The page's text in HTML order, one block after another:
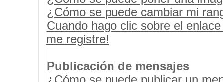
¿Cómo se puede cambiar mi
Cuando hago clic sobre el
me registre!
Publicación de mensajes
¿Cómo se puede publicar un